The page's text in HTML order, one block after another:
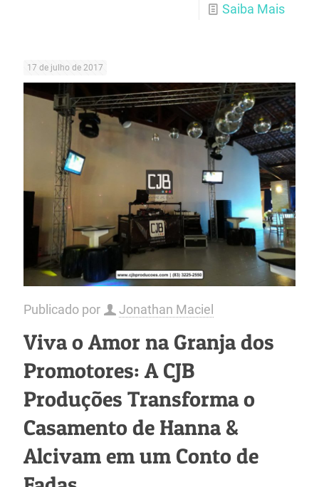
Saiba Mais
17 de julho de 2017
Publicado por Jonathan Maciel
Viva o Amor na Granja dos
Promotores: A CJB
Produções Transforma o
Casamento de Hanna &
Alcivam em um Conto de